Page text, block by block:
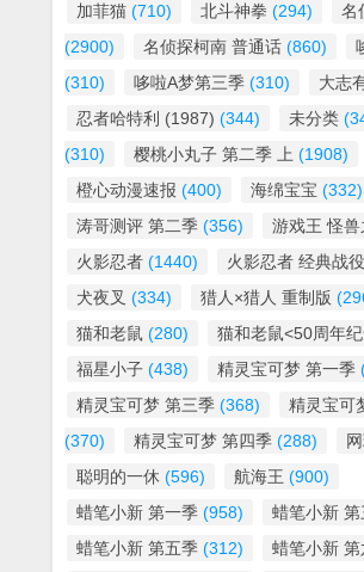
加菲猫 (710) 北斗神拳 (294)
名
(2900)
名侦探柯南 普通话 (860)
(310)
哆啦A梦第三季 (310) 大志
忍者哈特利 (1987) (344) 未分类
(310)
樱桃小丸子 第二季 上 (1908)
橙心动漫速报 (400) 海绵宝宝 (332)
涛哥测评 第二季 (356) 游戏王 怪
火影忍者 (1440) 火影忍者 经典战
犬夜叉 (334) 猎人×猎人 重制版
猫和老鼠 (280) 猫和老鼠<50周年
福星小子 (438) 精灵宝可梦 第一季
精灵宝可梦 第三季 (368)
精灵宝可
(370)
精灵宝可梦 第四季 (288)
聪明的一休 (596) 航海王 (900)
蜡笔小新 第一季 (958) 蜡笔小新 第
蜡笔小新 第五季 (312) 蜡笔小新 第